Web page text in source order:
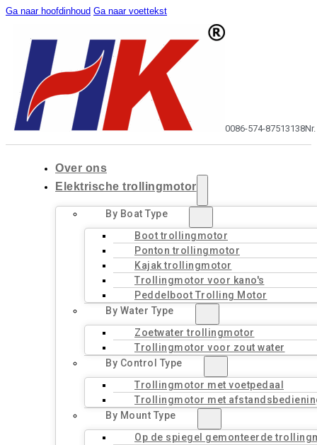
Ga naar hoofdinhoud Ga naar voettekst
0086-574-87513138
Over ons
Elektrische trollingmotor
By Boat Type
Boot trollingmotor
Ponton trollingmotor
Kajak trollingmotor
Trollingmotor voor kano's
Peddelboot Trolling Motor
By Water Type
Zoetwater trollingmotor
Trollingmotor voor zout water
By Control Type
Trollingmotor met voetpedaal
Trollingmotor met
By Mount Type
Op de spiegel gemonteerde